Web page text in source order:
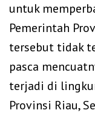
untuk
Pemerintah
tersebut tidak
pasca
terjadi di
Provinsi Riau,